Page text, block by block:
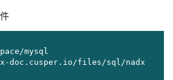
mysql
doc.cusper.io/files/sql/nadx